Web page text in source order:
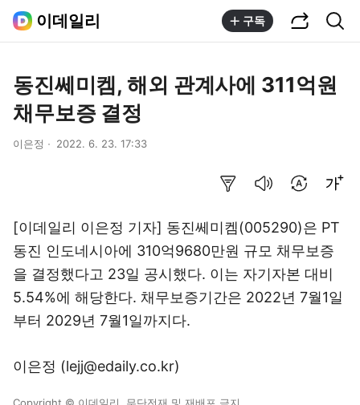
이데일리 구독
동진쎄미켐, 해외 관계사에 311억원
채무보증 결정
이은정 2022. 6. 23. 17:33
[이데일리 이은정 기자] 동진쎄미켐(005290)은 PT
동진 인도네시아에 310억9680만원 규모 채무보증
을 결정했다고 23일 공시했다. 이는 자기자본 대비
5.54%에 해당한다. 채무보증기간은 2022년 7월1일
부터 2029년 7월1일까지다.
이은정 (lejj@edaily.co.kr)